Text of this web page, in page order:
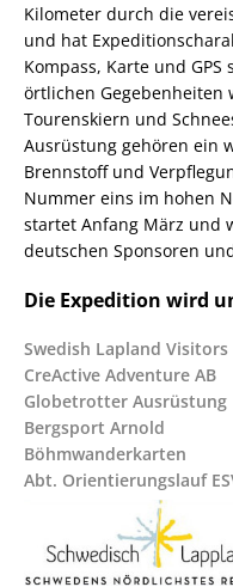
Kilometer durch die
und hat
Kompass, Karte und
örtlichen Gegebenheiten
Tourenskiern und
Ausrüstung gehören ein
Brennstoff und
Nummer eins im hohen
startet Anfang März und
deutschen Sponsoren
Die Expedition wird
Swedish Lapland Visitors
CreActive Adventure AB
Globetrotter Ausrüstung
Bergsport Arnold
Böhmwanderkarten
Abt. Orientierungslauf